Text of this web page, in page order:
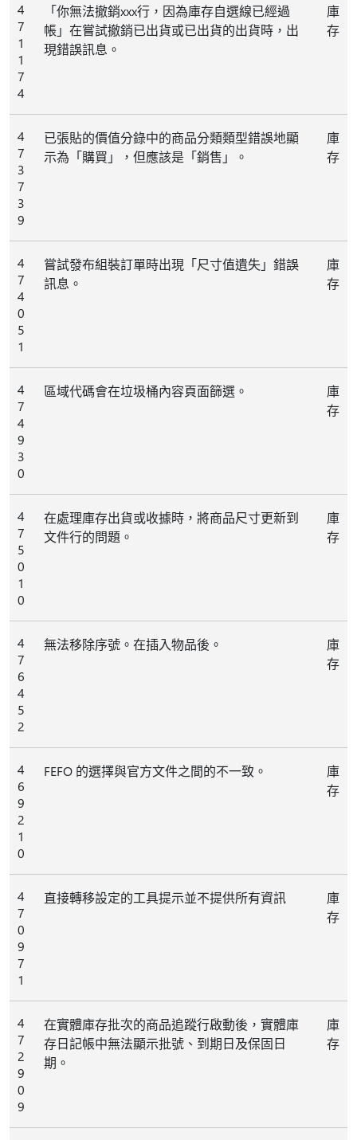
4
7
1
1
7
4
「你無法撤銷xxx行，因為庫存自選線已經過
帳」在嘗試撤銷已出貨或已出貨的出貨時，出
現錯誤訊息。
庫
存
4
7
3
7
3
9
已張貼的價值分錄中的商品分類類型錯誤地顯
示為「購買」，但應該是「銷售」。
庫
存
4
7
4
0
5
1
嘗試發布組裝訂單時出現「尺寸值遺失」錯誤
訊息。
庫
存
4
7
4
9
3
0
區域代碼會在垃圾桶內容頁面篩選。
庫
存
4
7
5
0
1
0
在處理庫存出貨或收據時，將商品尺寸更新到
文件行的問題。
庫
存
4
7
6
4
5
2
無法移除序號。在插入物品後。
庫
存
4
6
9
2
1
0
FEFO 的選擇與官方文件之間的不一致。
庫
存
4
7
0
9
7
1
直接轉移設定的工具提示並不提供所有資訊
庫
存
4
7
2
9
0
9
在實體庫存批次的商品追蹤行啟動後，實體庫
存日記帳中無法顯示批號、到期日及保固日
期。
庫
存